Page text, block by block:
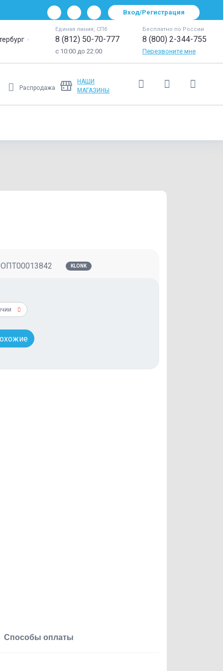
Вход/Регистрация
Единая линия, СПб
8 (812) 50-70-777
с 10:00 до 22:00
Бесплатно по России
8 (800) 2-344-755
Перезвоните мне
Распродажа
НАШИ
МАГАЗИНЫ
ОПТ00013842 KLONK
Способы оплаты